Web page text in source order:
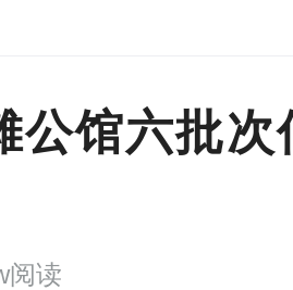
公馆六批次
阅读